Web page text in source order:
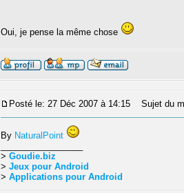
Oui, je pense la même chose
Posté le: 27 Déc 2007 à 14:15 Sujet du
By NaturalPoint
>Goudie.biz
>Jeux pour Android
>Applications pour Android